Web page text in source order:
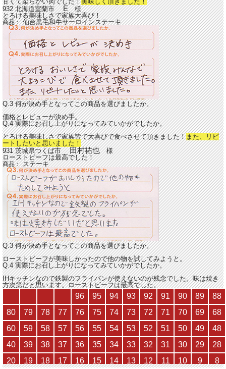
932 北海道室蘭市E様
とろける美味しさで家族大喜び！
商品：仙台黒毛和牛サーロインステーキ
Q.3 何が決め手となってこの商品を選びましたか。
価格とレビューが決め手。
Q.4 実際にお召し上がりになってみていかがでしたか。
とろける美味しさで家族皆で大喜びで食べさせて頂きました！ また、リピ
ートしたいと思いました！
931 茨城県つくば市田村祐也様
ローストビーフは最高でした！
商品：ステーキ
Q.3 何が決め手となってこの商品を選びましたか。
ローストビーフが美味しかったので他の物を試してみようと。
Q.4 実際にお召し上がりになってみていかがでしたか。
IHキッチンなので鉄製のフライパンが使えないのが残念でした。味は焼き
方次第だと思います。ローストビーフは最高でした。